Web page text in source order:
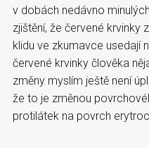
v dobách nedávno
zjištění, že červené krvinky
klidu ve zkumavce usedají
červené krvinky člověka
změny myslím ještě není
že to je změnou
protilátek na povrch